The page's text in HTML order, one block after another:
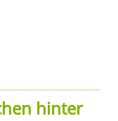
hinter